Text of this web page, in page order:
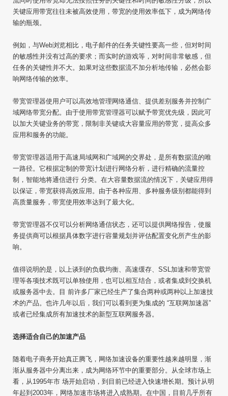
关键应用带宽往往未被高效使用，带宽的使用效率低下，成为网络传
输的瓶颈。
例如，与Web浏览相比，电子邮件的任务关键性要高一些，但对时间
的敏感性并没有过高的要求；而实时的游戏等，对时间非常敏感，但
任务的关键性并不大。如果对这些数据流不加分析地传输，必然会影
响网络传输的效率。
带宽管理器使用户可以高效地管理网络通信、提供差别服务并控制广
域网络带宽分配。由于使用带宽管理器可以赋予带宽优先级，因此可
以加大关键业务的带宽，限制非关键或大容量应用的带宽，提高众多
应用和服务的功能。
带宽管理器适用于高速局域网和广域网的交界处，是所有数据流的唯
一路径。它根据定制的带宽计划进行网络分析，进行精确的流量控
制，智能地将通信进行 分类。在大容量数据流的情况下，关键应用得
以保证，带宽获得高效应用。由于各种应用、多种服务级别都能得到
高质量服务，带宽使用效率达到了最大化。
带宽管理器不仅可以分析网络通信状态，还可以提供网络报告，使服
务提供商可以根据具体数字进行容量规划并评估配置变化所产生的影
响。
值得说明的是，以上谈到的负载均衡、高速缓存、SSL加速和带宽管
理等各项技术既可以单独使用，也可以相互结合，或者集成到交换机
或服务器中去。目 前许多厂家已经生产了集合两种或两种以上加速技
术的产品。也许几年以后，我们可以看到更为集成的 “互联网加速器”
或者已经集成所有加速技术的新型互联网服务器。
选择适合自己的加速产品
随着电子商务开始真正腾飞，网络加速设备的重要性越来越明显，渐
渐从服务器中分离出来，成为网络环节中的重要部分。从全球市场上
看，从1995年市 场开始启动，到目前已经进入快速增长期。预计从明
年起到2003年，网络加速市场将进入成熟期。在中国，目前几乎所有